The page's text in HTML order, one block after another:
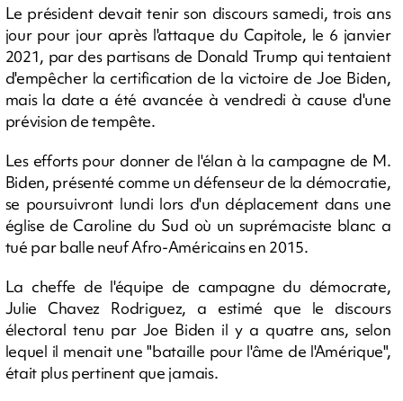
Le président devait tenir son discours samedi, trois ans
jour pour jour après l'attaque du Capitole, le 6 janvier
2021, par des partisans de Donald Trump qui tentaient
d'empêcher la certification de la victoire de Joe Biden,
mais la date a été avancée à vendredi à cause d'une
prévision de tempête.
Les efforts pour donner de l'élan à la campagne de M.
Biden, présenté comme un défenseur de la démocratie,
se poursuivront lundi lors d'un déplacement dans une
église de Caroline du Sud où un suprémaciste blanc a
tué par balle neuf Afro-Américains en 2015.
La cheffe de l'équipe de campagne du démocrate,
Julie Chavez Rodriguez, a estimé que le discours
électoral tenu par Joe Biden il y a quatre ans, selon
lequel il menait une "bataille pour l'âme de l'Amérique",
était plus pertinent que jamais.